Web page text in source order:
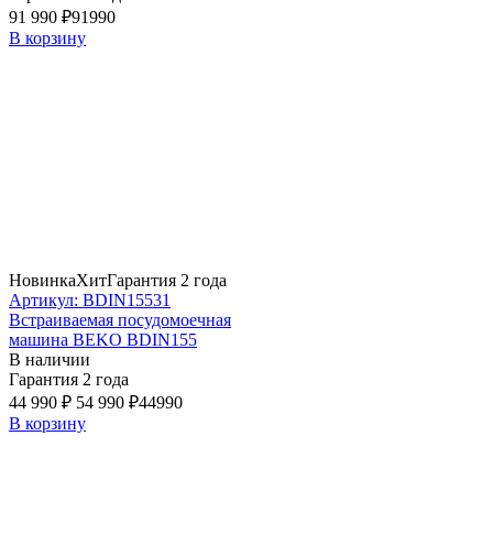
91 990 ₽91990
В корзину
НовинкаХитГарантия 2 года
Артикул: BDIN15531
Встраиваемая посудомоечная
машина BEKO BDIN155
В наличии
Гарантия 2 года
44 990 ₽ 54 990 ₽44990
В корзину